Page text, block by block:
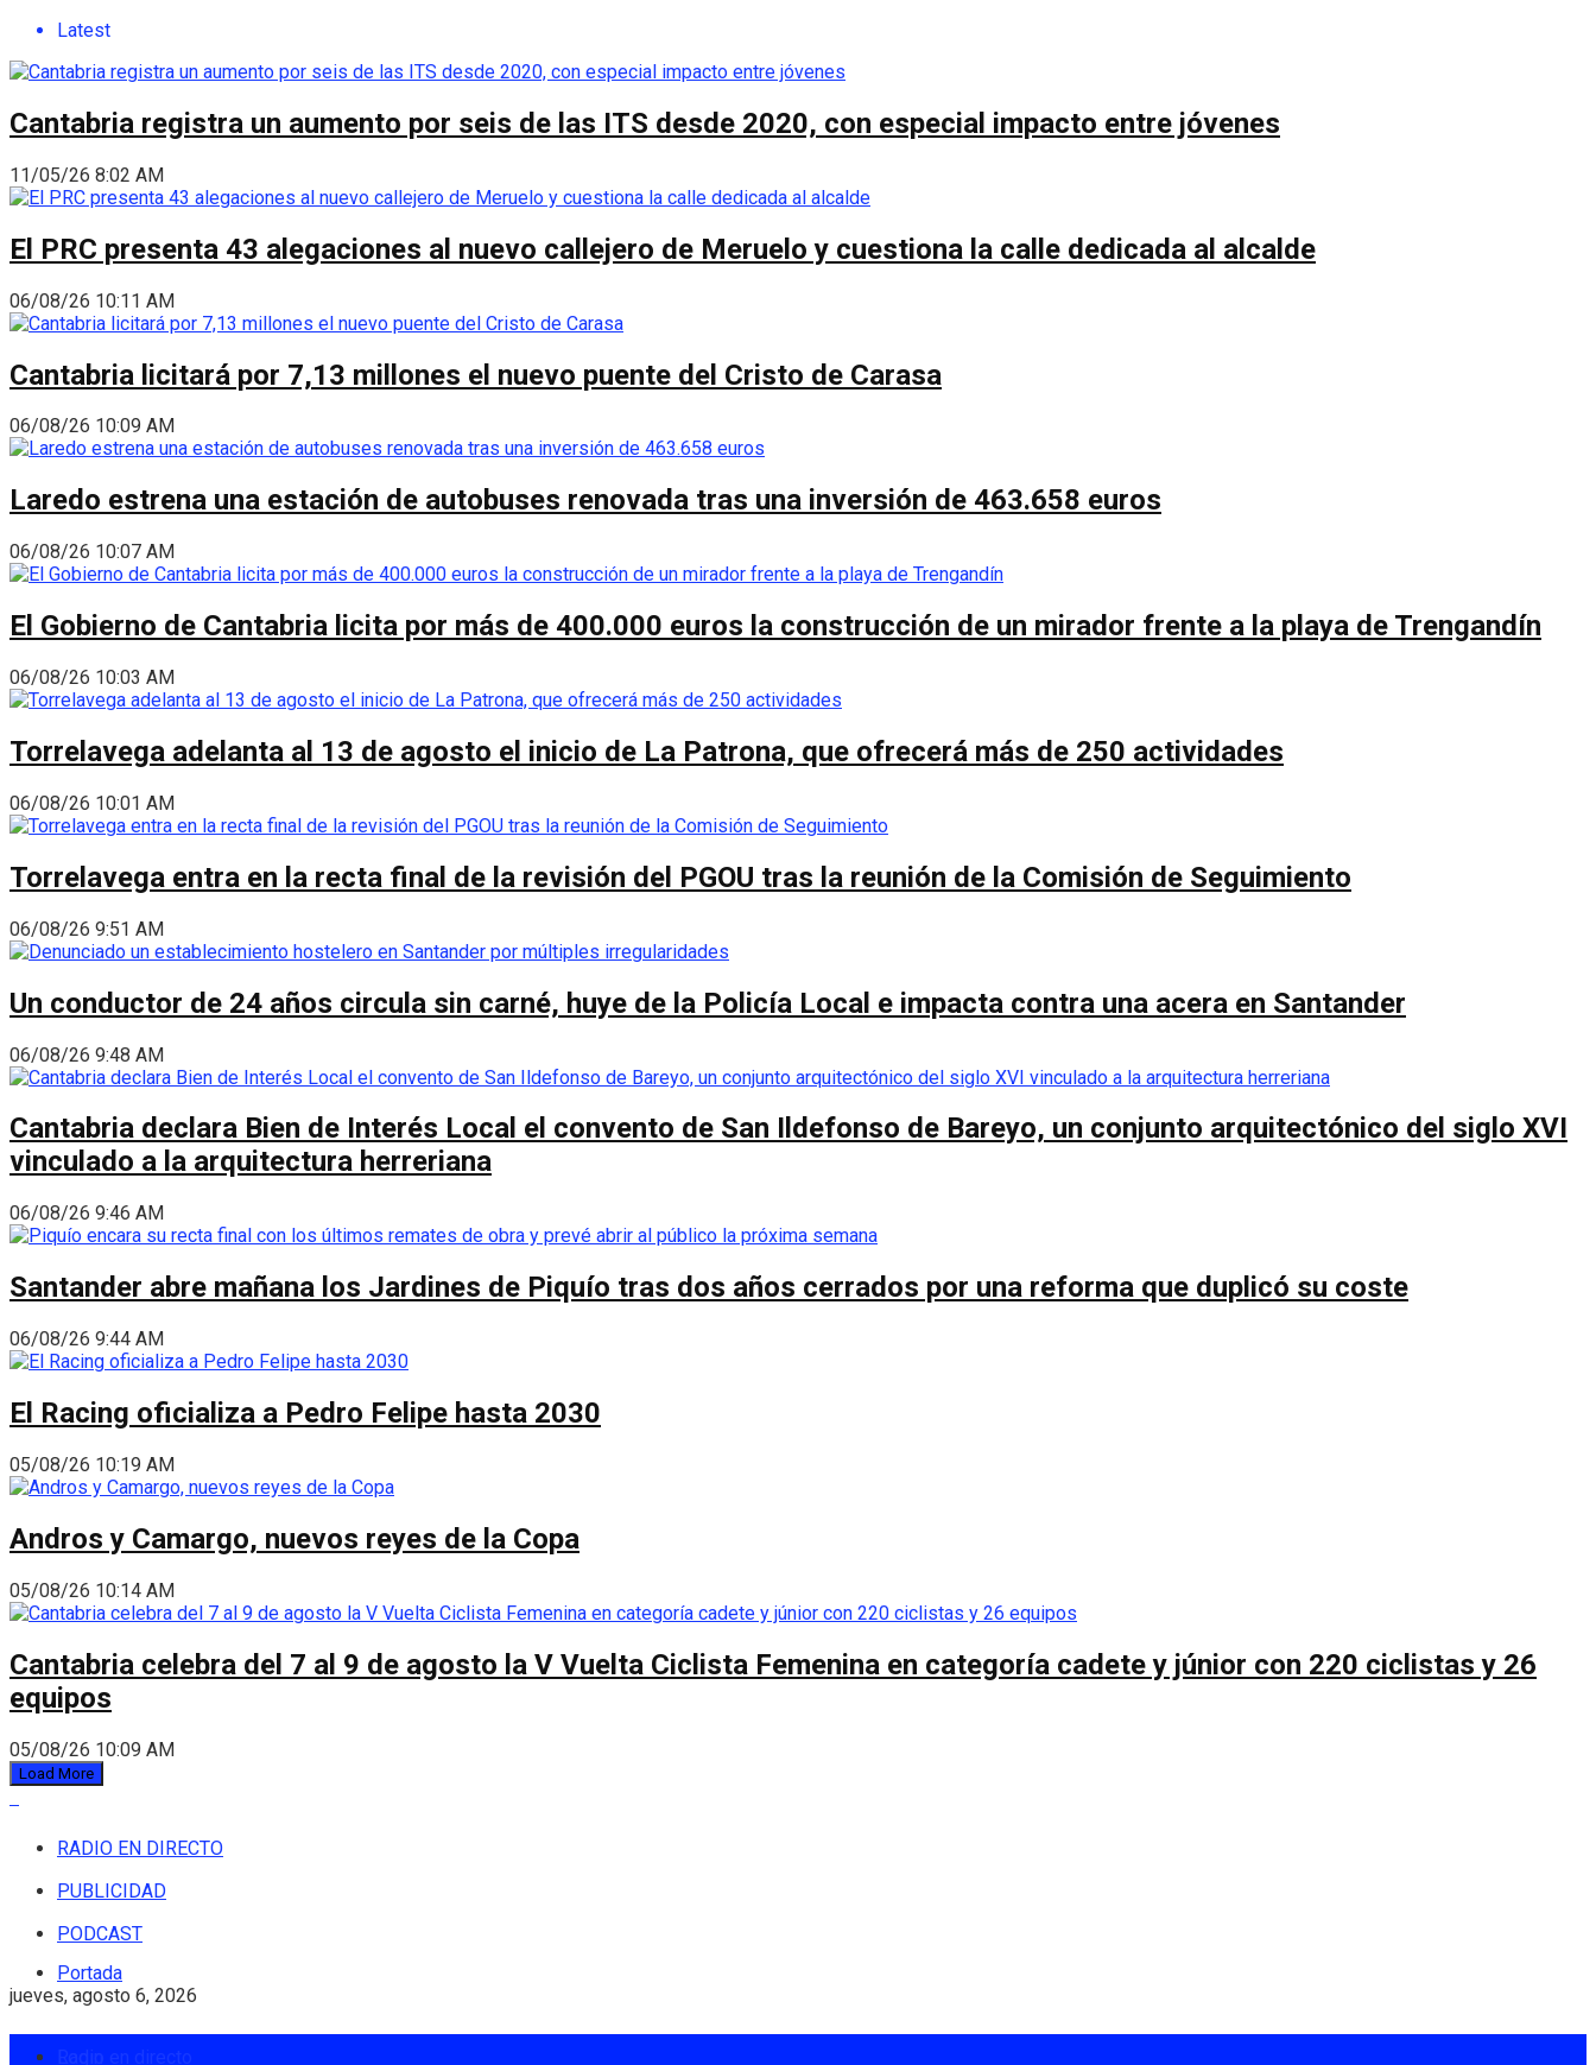
Latest
Cantabria registra un aumento por seis de las ITS desde 2020, con especial impacto entre jóvenes
11/05/26 8:02 AM
El PRC presenta 43 alegaciones al nuevo callejero de Meruelo y cuestiona la calle dedicada al alcalde
06/08/26 10:11 AM
Cantabria licitará por 7,13 millones el nuevo puente del Cristo de Carasa
06/08/26 10:09 AM
Laredo estrena una estación de autobuses renovada tras una inversión de 463.658 euros
06/08/26 10:07 AM
El Gobierno de Cantabria licita por más de 400.000 euros la construcción de un mirador frente a la playa de Trengandín
06/08/26 10:03 AM
Torrelavega adelanta al 13 de agosto el inicio de La Patrona, que ofrecerá más de 250 actividades
06/08/26 10:01 AM
Torrelavega entra en la recta final de la revisión del PGOU tras la reunión de la Comisión de Seguimiento
06/08/26 9:51 AM
Un conductor de 24 años circula sin carné, huye de la Policía Local e impacta contra una acera en Santander
06/08/26 9:48 AM
Cantabria declara Bien de Interés Local el convento de San Ildefonso de Bareyo, un conjunto arquitectónico del siglo XVI
vinculado a la arquitectura herreriana
06/08/26 9:46 AM
Santander abre mañana los Jardines de Piquío tras dos años cerrados por una reforma que duplicó su coste
06/08/26 9:44 AM
El Racing oficializa a Pedro Felipe hasta 2030
05/08/26 10:19 AM
Andros y Camargo, nuevos reyes de la Copa
05/08/26 10:14 AM
Cantabria celebra del 7 al 9 de agosto la V Vuelta Ciclista Femenina en categoría cadete y júnior con 220 ciclistas y 26
equipos
05/08/26 10:09 AM
Load More
RADIO EN DIRECTO
PUBLICIDAD
PODCAST
jueves, agosto 6, 2026
Portada